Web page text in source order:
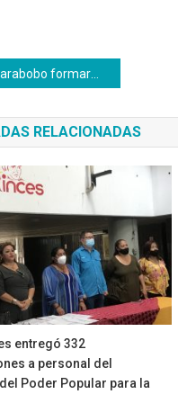
a trabajadores de tuberías para los pozos petroleros “Simón Bolívar”
RELACIONADAS
entregó 332
a personal del
Poder Popular para la